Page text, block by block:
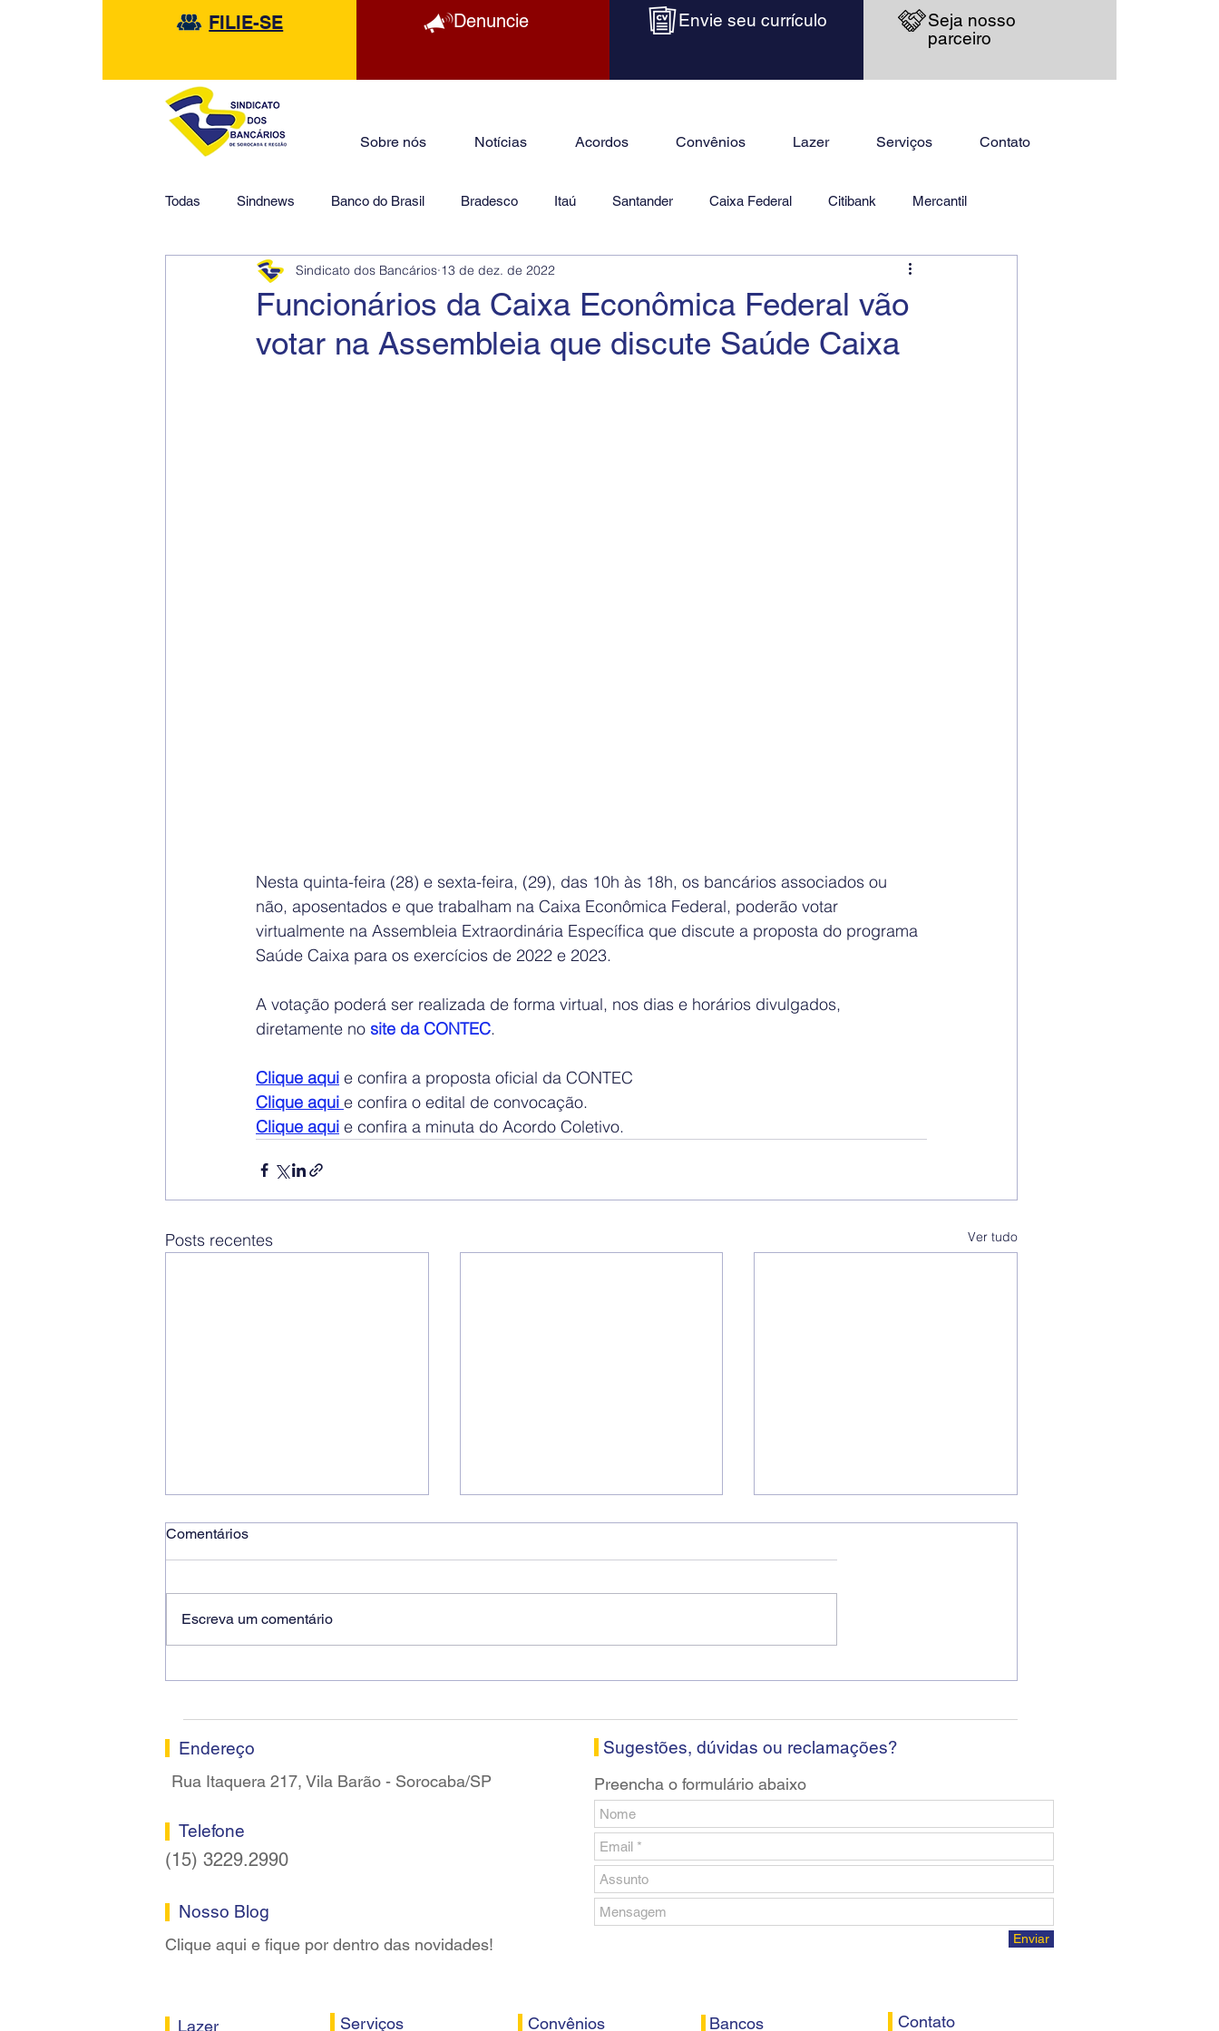
FILIE-SE Denuncie Envie seu currículo
Seja nosso
parceiro
Sobre nós Notícias Acordos Convênios Lazer Serviços Contato
Todas Sindnews Banco do Brasil Bradesco Itaú Santander Caixa Federal Citibank Mercantil
HSBC Financeiras Jurídico
Funcionários da Caixa Econômica Federal vão
votar na Assembleia que discute Saúde Caixa
Sindicato dos Bancários 13 de dez. de 2022
Nesta quinta-feira (28) e sexta-feira, (29), das 10h às 18h, os bancários associados ou
não, aposentados e que trabalham na Caixa Econômica Federal, poderão votar
virtualmente na Assembleia Extraordinária Específica que discute a proposta do programa
Saúde Caixa para os exercícios de 2022 e 2023.
A votação poderá ser realizada de forma virtual, nos dias e horários divulgados,
diretamente no site da CONTEC.
Clique aqui e confira a proposta oficial da CONTEC
Clique aqui e confira o edital de convocação.
Clique aqui e confira a minuta do Acordo Coletivo.
Posts recentes Ver tudo
Comentários
Escreva um comentário
Endereço
Rua Itaquera 217, Vila Barão - Sorocaba/SP
Telefone
(15) 3229.2990
Nosso Blog
Clique aqui e fique por dentro das novidades!
Lazer Serviços
Sugestões, dúvidas ou reclamações?
Preencha o formulário abaixo
Enviar
Convênios Bancos Contato